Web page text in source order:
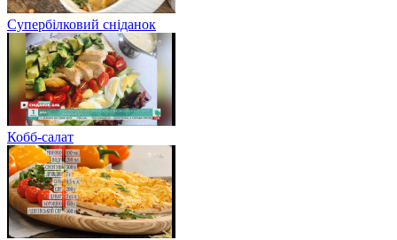
Супербілковий сніданок
Кобб-салат